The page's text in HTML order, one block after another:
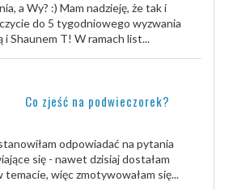
a Wy? :) Mam nadzieję, że tak i
do 5 tygodniowego wyzwania
i Shaunem T! W ramach list...
Co zjeść na podwieczorek?
odpowiadać na pytania
się - nawet dzisiaj dostałam
temacie, więc zmotywowałam się...